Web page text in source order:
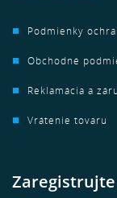
Podmienky
Obchodné
Reklamácia a
Vrátenie tovaru